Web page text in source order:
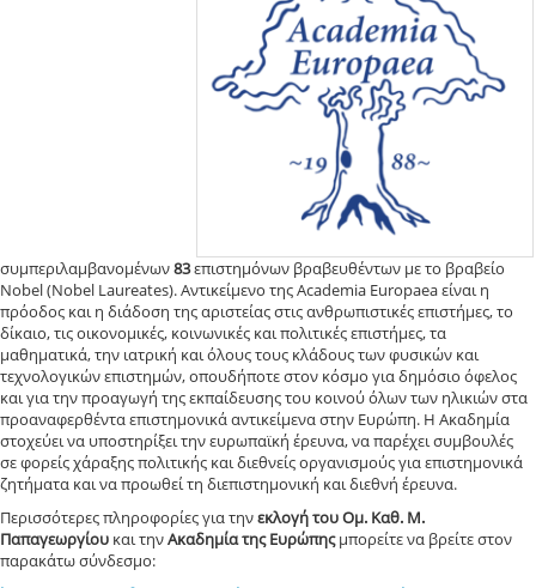
συμπεριλαμβανομένων83επιστημόνων βραβευθέντων με το βραβείο
Nobel (Nobel Laureates). Αντικείμενο της Academia Europaea είναι η
πρόοδος και η διάδοση της αριστείας στις ανθρωπιστικές επιστήμες, το
δίκαιο, τις οικονομικές, κοινωνικές και πολιτικές επιστήμες, τα
μαθηματικά, την ιατρική και όλους τους κλάδους των φυσικών και
τεχνολογικών επιστημών, οπουδήποτε στον κόσμο για δημόσιο όφελος
και για την προαγωγή της εκπαίδευσης του κοινού όλων των ηλικιών στα
προαναφερθέντα επιστημονικά αντικείμενα στην Ευρώπη. H Ακαδημία
στοχεύει να υποστηρίξει την ευρωπαϊκή έρευνα, να παρέχει συμβουλές
σε φορείς χάραξης πολιτικής και διεθνείς οργανισμούς για επιστημονικά
ζητήματα και να προωθεί τη διεπιστημονική και διεθνή έρευνα.
Περισσότερες πληροφορίες για τηνεκλογή του Ομ. Καθ. Μ.
Παπαγεωργίου και τηνΑκαδημία της Ευρώπηςμπορείτε να βρείτε στον
παρακάτω σύνδεσμο: